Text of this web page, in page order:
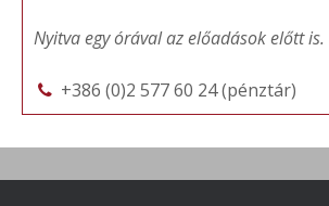
Nyitva egy órával az előadások előtt is.
+386 (0)2 577 60 24 (pénztár)